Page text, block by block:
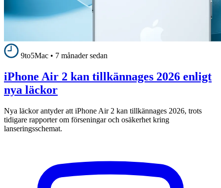
9to5Mac • 7 månader sedan
iPhone Air 2 kan tillkännages 2026 enligt
nya läckor
Nya läckor antyder att iPhone Air 2 kan tillkännages 2026, trots
tidigare rapporter om förseningar och osäkerhet kring
lanseringsschemat.